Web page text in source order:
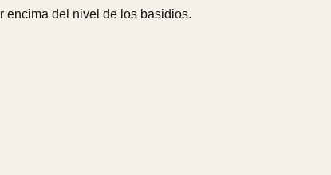
encima del nivel de los basidios.